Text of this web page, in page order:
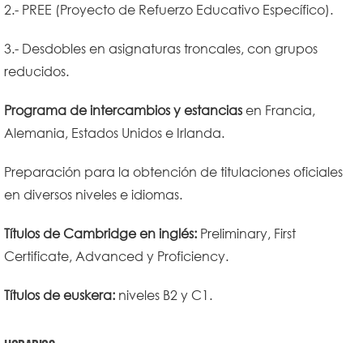
2.- PREE (Proyecto de Refuerzo Educativo Específico).
3.- Desdobles en asignaturas troncales, con grupos
reducidos.
Programa de intercambios y estanciasen Francia,
Alemania, Estados Unidos e Irlanda.
Preparación para la obtención de titulaciones oficiales
en diversos niveles e idiomas.
Títulos de Cambridge en inglés: Preliminary, First
Certificate, Advanced y Proficiency.
Títulos de euskera: niveles B2 y C1.